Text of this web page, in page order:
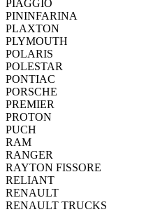
PIAGGIO
PININFARINA
PLAXTON
PLYMOUTH
POLARIS
POLESTAR
PONTIAC
PORSCHE
PREMIER
PROTON
PUCH
RAM
RANGER
RAYTON FISSORE
RELIANT
RENAULT
RENAULT TRUCKS